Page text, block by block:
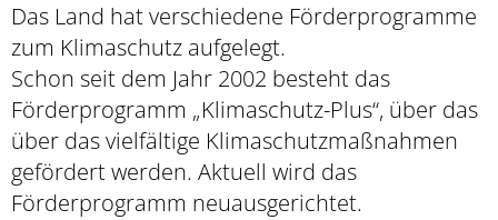
Das Land hat verschiedene Förderprogramme
zum Klimaschutz aufgelegt.
Schon seit dem Jahr 2002 besteht das
Förderprogramm „Klimaschutz-Plus“, über das
über das vielfältige Klimaschutzmaßnahmen
gefördert werden. Aktuell wird das
Förderprogramm neuausgerichtet.